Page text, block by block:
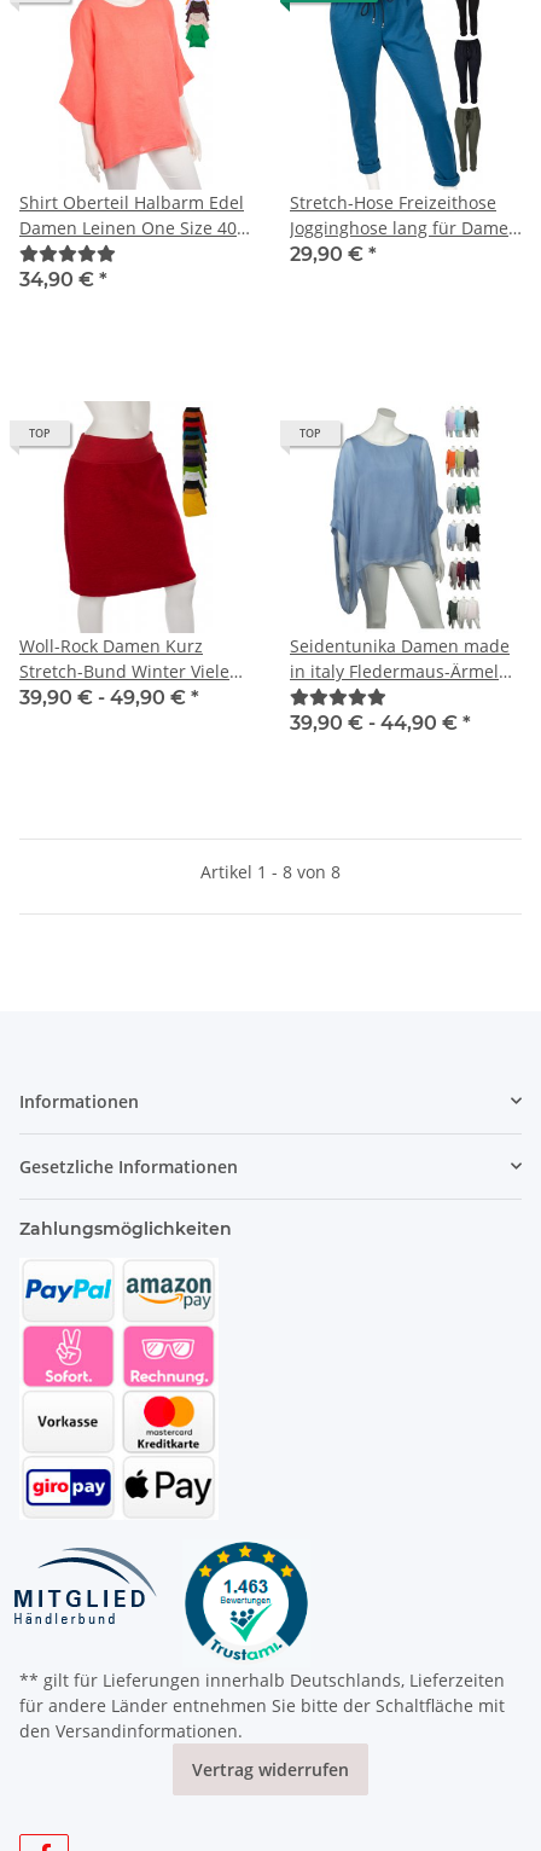
Shirt Oberteil Halbarm Edel
Damen Leinen One Size 40-
44
34,90 € *
Stretch-Hose Freizeithose
Jogginghose lang für Damen
mit Gummizug 36-42
29,90 € *
TOP
Woll-Rock Damen Kurz
Stretch-Bund Winter Viele
Farben 40 42 Viele Farben
39,90 € - 49,90 € *
TOP
Seidentunika Damen made
in italy Fledermaus-Ärmel
Viele Farben 38-44 one size
39,90 € - 44,90 € *
Artikel 1 - 8 von 8
Informationen
Gesetzliche Informationen
Zahlungsmöglichkeiten
** gilt für Lieferungen innerhalb Deutschlands, Lieferzeiten
für andere Länder entnehmen Sie bitte der Schaltfläche mit
den Versandinformationen.
Vertrag widerrufen